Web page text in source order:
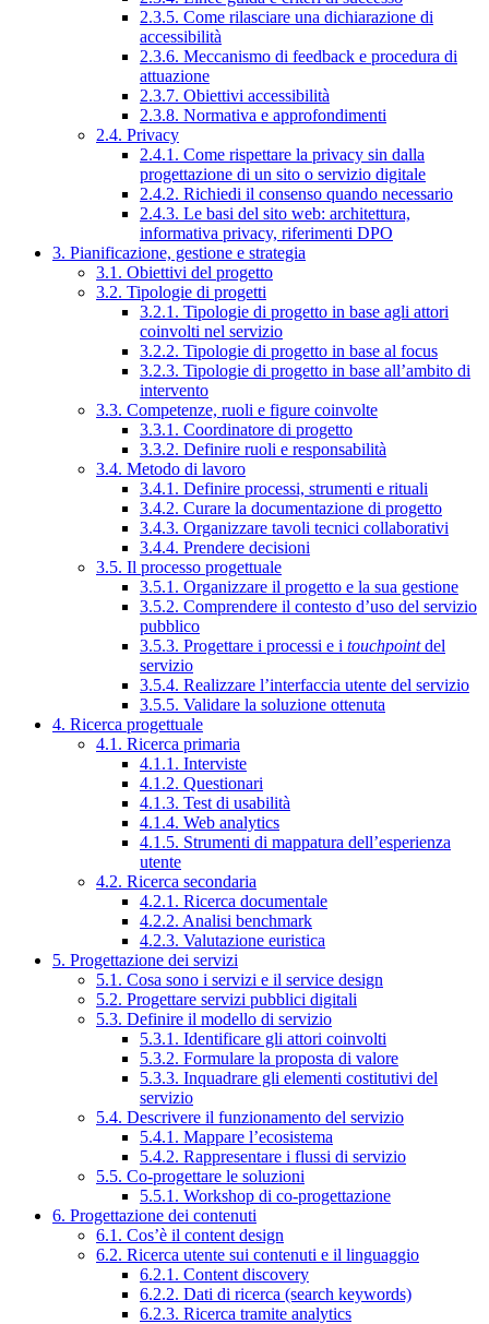
2.3.5. Come rilasciare una dichiarazione di
accessibilità
2.3.6. Meccanismo di feedback e procedura di
attuazione
2.3.7. Obiettivi accessibilità
2.3.8. Normativa e approfondimenti
2.4. Privacy
2.4.1. Come rispettare la privacy sin dalla
progettazione di un sito o servizio digitale
2.4.2. Richiedi il consenso quando necessario
2.4.3. Le basi del sito web: architettura,
informativa privacy, riferimenti DPO
3. Pianificazione, gestione e strategia
3.1. Obiettivi del progetto
3.2. Tipologie di progetti
3.2.1. Tipologie di progetto in base agli attori
coinvolti nel servizio
3.2.2. Tipologie di progetto in base al focus
3.2.3. Tipologie di progetto in base all’ambito di
intervento
3.3. Competenze, ruoli e figure coinvolte
3.3.1. Coordinatore di progetto
3.3.2. Definire ruoli e responsabilità
3.4. Metodo di lavoro
3.4.1. Definire processi, strumenti e rituali
3.4.2. Curare la documentazione di progetto
3.4.3. Organizzare tavoli tecnici collaborativi
3.4.4. Prendere decisioni
3.5. Il processo progettuale
3.5.1. Organizzare il progetto e la sua gestione
3.5.2. Comprendere il contesto d’uso del servizio
pubblico
3.5.3. Progettare i processi e i touchpointdel
servizio
3.5.4. Realizzare l’interfaccia utente del servizio
3.5.5. Validare la soluzione ottenuta
4. Ricerca progettuale
4.1. Ricerca primaria
4.1.1. Interviste
4.1.2. Questionari
4.1.3. Test di usabilità
4.1.4. Web analytics
4.1.5. Strumenti di mappatura dell’esperienza
utente
4.2. Ricerca secondaria
4.2.1. Ricerca documentale
4.2.2. Analisi benchmark
4.2.3. Valutazione euristica
5. Progettazione dei servizi
5.1. Cosa sono i servizi e il service design
5.2. Progettare servizi pubblici digitali
5.3. Definire il modello di servizio
5.3.1. Identificare gli attori coinvolti
5.3.2. Formulare la proposta di valore
5.3.3. Inquadrare gli elementi costitutivi del
servizio
5.4. Descrivere il funzionamento del servizio
5.4.1. Mappare l’ecosistema
5.4.2. Rappresentare i flussi di servizio
5.5. Co-progettare le soluzioni
5.5.1. Workshop di co-progettazione
6. Progettazione dei contenuti
6.1. Cos’è il content design
6.2. Ricerca utente sui contenuti e il linguaggio
6.2.1. Content discovery
6.2.2. Dati di ricerca (search keywords)
6.2.3. Ricerca tramite analytics